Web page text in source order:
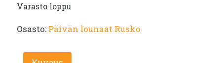
hinta
oli:
on:
Varasto loppu
Osasto: Päivän lounaat Rusko